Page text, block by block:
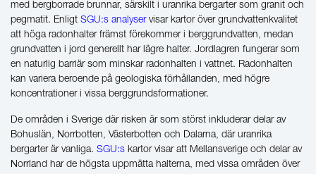
med bergborrade brunnar, särskilt i uranrika bergarter som granit och
pegmatit. Enligt SGU:s analyservisar kartor över grundvattenkvalitet
att höga radonhalter främst förekommer i berggrundvatten, medan
grundvatten i jord generellt har lägre halter. Jordlagren fungerar som
en naturlig barriär som minskar radonhalten i vattnet. Radonhalten
kan variera beroende på geologiska förhållanden, med högre
koncentrationer i vissa berggrundsformationer.
De områden i Sverige där risken är som störst inkluderar delar av
Bohuslän, Norrbotten, Västerbotten och Dalarna, där uranrika
bergarter är vanliga. SGU:s kartor visar att Mellansverige och delar av
Norrland har de högsta uppmätta halterna, med vissa områden över